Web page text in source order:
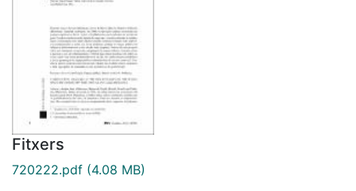
Fitxers
720222.pdf (4.08 MB)